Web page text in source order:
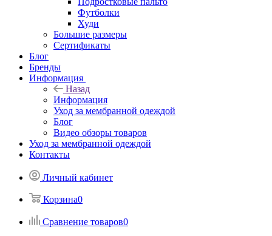
Футболки
Худи
Большие размеры
Сертификаты
Блог
Бренды
Информация
Назад
Информация
Уход за мембранной одеждой
Блог
Видео обзоры товаров
Уход за мембранной одеждой
Контакты
Личный кабинет
Корзина0
Сравнение товаров0